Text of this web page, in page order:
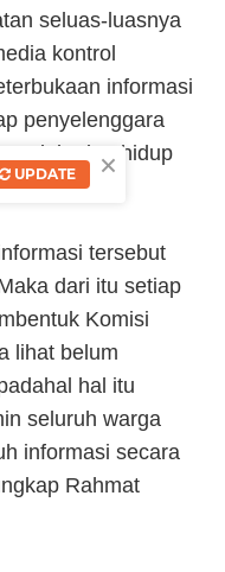
seluas-luasnya
kontrol
informasi
penyelenggara
dan hidup
tersebut
dari itu setiap
Komisi
lihat belum
hal itu
seluruh warga
informasi secara
Rahmat
×
UPDATE